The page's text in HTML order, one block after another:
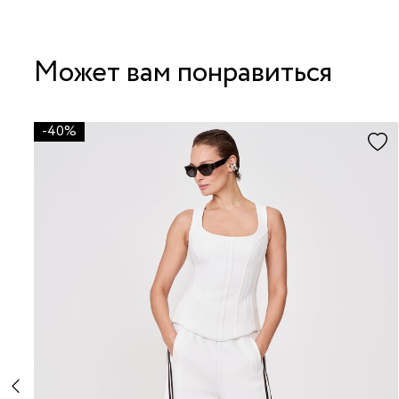
Может вам понравиться
-40%